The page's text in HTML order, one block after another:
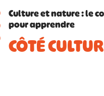
Culture et nature : le
pour apprendre
CÔTÉ